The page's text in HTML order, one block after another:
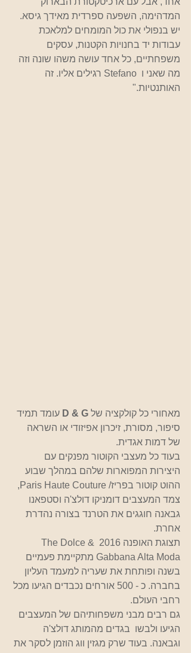
המדהימה, השפעה ספרדית מאידך גיסא.
יש בנפולי את כול המומחים למלאכת
עבודות יד בחנויות הקטנות, עסקים
משפחתיים, כל אחד עושה משהו שונה וזה
מה שאני ו  Stefano רגילים אליו. זה
האותנטיות."
מאחורי כל קולקציה של D & G עומד תמיד
סיפור, מסורת, זיכרון אפיזודי או השראה
של דמות אגדית.
בעוד כל מעצבי הקוטור מפנקים עם
היצירות המפוארות שלהם במהלך שבוע
ההוט קוטור בפריז/ Paris Haute Couture,
צמד המעצבים דומניקו דולצ'ה וסטפאנו
גבאנה חוגגים את הטרנד בצורה נהדרת
אחרת.
תצוגת האופנה 2016 The Dolce &
Gabbana Alta Moda מתקיימת פעמיים
בשנה ופותחת את שעריה למעמד העליון
בחברה. כ - 500 אורחים נכבדים הגיעו מכל
רחבי העולם.
גם רבים מבני משפחותיהם של המעצבים
הגיעו ולבשו  בגדים מהמותג דולצ'ה
וגבאנה. בעוד שרק מגזין ווג הוזמן לסקר את